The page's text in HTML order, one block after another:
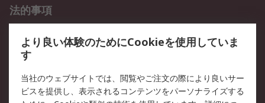
法的事項
クッキーポリシー
RSについて
より良い体験のためにCookieを使用していま
す
当社のウェブサイトでは、閲覧やご注文の際により良いサー
ビスを提供し、表示されるコンテンツをパーソナライズする